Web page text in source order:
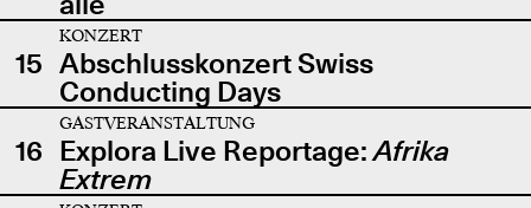
15
KONZERT
Abschlusskonzert Swiss
Conducting Days
16
GASTVERANSTALTUNG
Explora Live Reportage:Afrika
Extrem